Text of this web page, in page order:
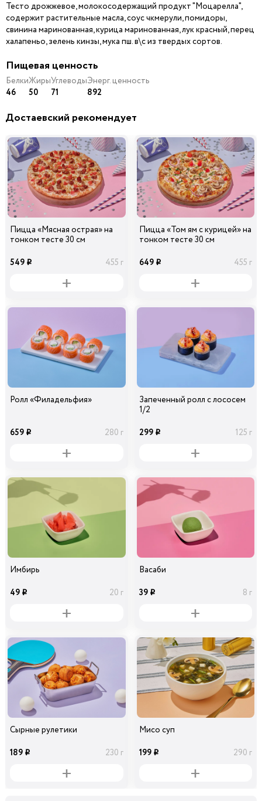
Шампиньоны
39i 40 гр
Ветчина
39i 40 гр
Колбаски Охотничьи
49i
Лук
49i 15 гр 49i
Ананасы
консервированные
49i 40 гр
Огурцы
маринованные
39 i 30 гр
Лук Красный
39i 20 гр
49 i
Перец болгарский
49i 30 гр
Тесто дрожжевое, молокосодержащий продукт "Моцарелла",
содержит растительные масла, соус чкмерули, помидоры,
свинина маринованная, курица маринованная, лук красный, перец
халапеньо, зелень кинзы, мука пш. в\с из твердых сортов.
Пищевая ценность
Белки
46
Жиры
50
Углеводы
71
Энерг. ценность
892
Достаевский рекомендует
Пицца «Мясная острая» на
тонком тесте 30 см
549 i 455 г
Пицца «Том ям с курицей» на
тонком тесте 30 см
649 i 455 г
Ролл «Филадельфия»
659 i 280 г
Запеченный ролл с лососем
1/2
299 i 125 г
Имбирь
49 i 20 г
Васаби
39 i 8 г
Сырные рулетики
189 i 230 г
Мисо суп
199 i 290 г